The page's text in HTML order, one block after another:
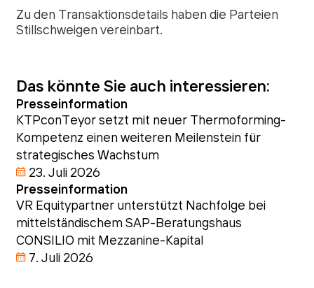
Zu den Transaktionsdetails haben die Parteien
Stillschweigen vereinbart.
Das könnte Sie auch interessieren:
Presseinformation
KTPconTeyor setzt mit neuer Thermoforming-
Kompetenz einen weiteren Meilenstein für
strategisches Wachstum
23. Juli 2026
Presseinformation
VR Equitypartner unterstützt Nachfolge bei
mittelständischem SAP-Beratungshaus
CONSILIO mit Mezzanine-Kapital
7. Juli 2026